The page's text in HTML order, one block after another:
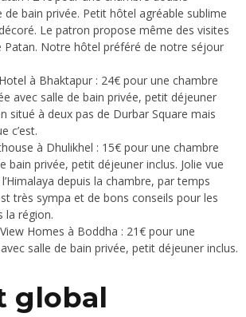
de bain privée. Petit hôtel agréable sublime
Le patron propose même des visites
Patan. Notre hôtel préféré de notre séjour
à Bhaktapur : 24€ pour une chambre
avec salle de bain privée, petit déjeuner
situé à deux pas de Durbar Square mais
c’est.
à Dhulikhel : 15€ pour une chambre
bain privée, petit déjeuner inclus. Jolie vue
depuis la chambre, par temps
très sympa et de bons conseils pour les
la région.
Homes à Boddha : 21€ pour une
salle de bain privée, petit déjeuner inclus.
global